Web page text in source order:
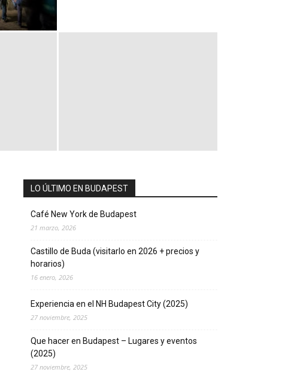
LO ÚLTIMO EN BUDAPEST
Café New York de Budapest
21 marzo, 2026
Castillo de Buda (visitarlo en 2026 + precios y
horarios)
16 enero, 2026
Experiencia en el NH Budapest City (2025)
27 noviembre, 2025
Que hacer en Budapest – Lugares y eventos
(2025)
27 noviembre, 2025